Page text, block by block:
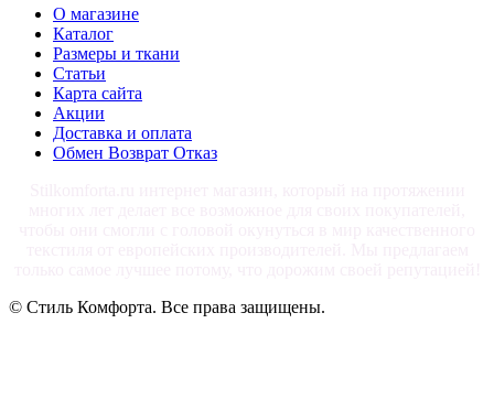
О магазине
Каталог
Размеры и ткани
Статьи
Карта сайта
Акции
Доставка и оплата
Обмен Возврат Отказ
© Стиль Комфорта. Все права защищены.